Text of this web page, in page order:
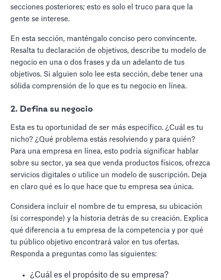
secciones posteriores; esto es solo el truco para que la
gente se interese.
En esta sección, manténgalo conciso pero convincente.
Resalta tu declaración de objetivos, describe tu modelo de
negocio en una o dos frases y da un adelanto de tus
objetivos. Si alguien solo lee esta sección, debe tener una
sólida comprensión de lo que es tu negocio en línea.
2. Defina su negocio
Esta es tu oportunidad de ser más específico. ¿Cuál es tu
nicho? ¿Qué problema estás resolviendo y para quién?
Para una empresa en línea, esto podría significar hablar
sobre su sector, ya sea que venda productos físicos, ofrezca
servicios digitales o utilice un modelo de suscripción. Deja
en claro qué es lo que hace que tu empresa sea única.
Considera incluir el nombre de tu empresa, su ubicación
(si corresponde) y la historia detrás de su creación. Explica
qué diferencia a tu empresa de la competencia y por qué
tu público objetivo encontrará valor en tus ofertas.
Responda a preguntas como las siguientes:
¿Cuál es el propósito de su empresa?